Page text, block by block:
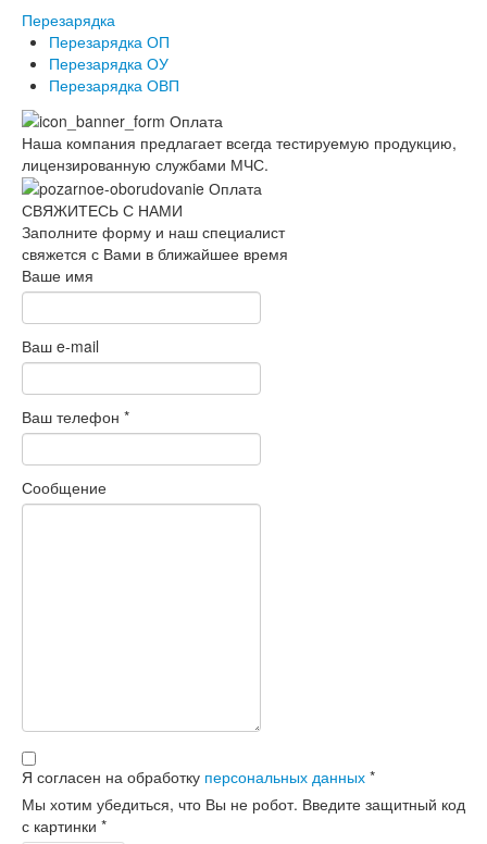
Перезарядка
Перезарядка ОП
Перезарядка ОУ
Перезарядка ОВП
Наша компания предлагает всегда тестируемую продукцию,
лицензированную службами МЧС.
СВЯЖИТЕСЬ С НАМИ
Заполните форму и наш специалист
свяжется с Вами в ближайшее время
Ваше имя
Ваш e-mail
Ваш телефон *
Сообщение
Я согласен на обработку персональных данных *
Мы хотим убедиться, что Вы не робот. Введите защитный код
с картинки *